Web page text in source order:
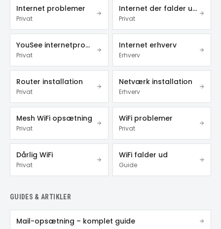
Internet problemer
Privat
Internet der falder ud
Privat
YouSee internetproblemer
Privat
Internet erhverv
Erhverv
Router installation
Privat
Netværk installation
Erhverv
Mesh WiFi opsætning
Privat
WiFi problemer
Privat
Dårlig WiFi
Privat
WiFi falder ud
Guide
GUIDES & ARTIKLER
Mail-opsætning – komplet guide